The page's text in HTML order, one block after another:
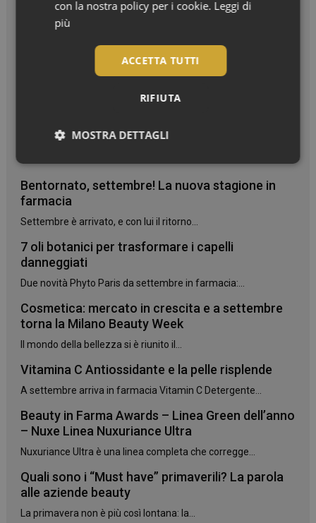
I più letti
Bentornato, settembre! La nuova stagione in
farmacia
Settembre è arrivato, e con lui il ritorno...
7 oli botanici per trasformare i capelli
danneggiati
Due novità Phyto Paris da settembre in farmacia:...
Cosmetica: mercato in crescita e a settembre
torna la Milano Beauty Week
Il mondo della bellezza si è riunito il...
Vitamina C Antiossidante e la pelle risplende
A settembre arriva in farmacia Vitamin C Detergente...
Beauty in Farma Awards – Linea Green dell’anno
– Nuxe Linea Nuxuriance Ultra
Nuxuriance Ultra è una linea completa che corregge...
Quali sono i “Must have” primaverili? La parola
alle aziende beauty
La primavera non è più così lontana: la...
con la nostra policy per i cookie. Leggi di
più
ACCETTA TUTTI
RIFIUTA
MOSTRA DETTAGLI
Necessari
I cookie necessari contribuiscono a rendere fruibile il
sito web abilitandone funzionalità di base quali la
navigazione sulle pagine e l'accesso alle aree
protette del sito. Il sito web non è in grado di
PHPSESSID
.www.panoramacosmetico.it